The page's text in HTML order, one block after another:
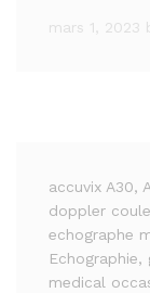
mars 1, 2023
accuvix A30,
doppler
echographe
Echographie,
medical